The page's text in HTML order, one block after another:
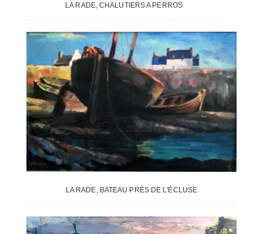
LA RADE, CHALUTIERS A PERROS
LA RADE, BATEAU PRÈS DE L'ÉCLUSE